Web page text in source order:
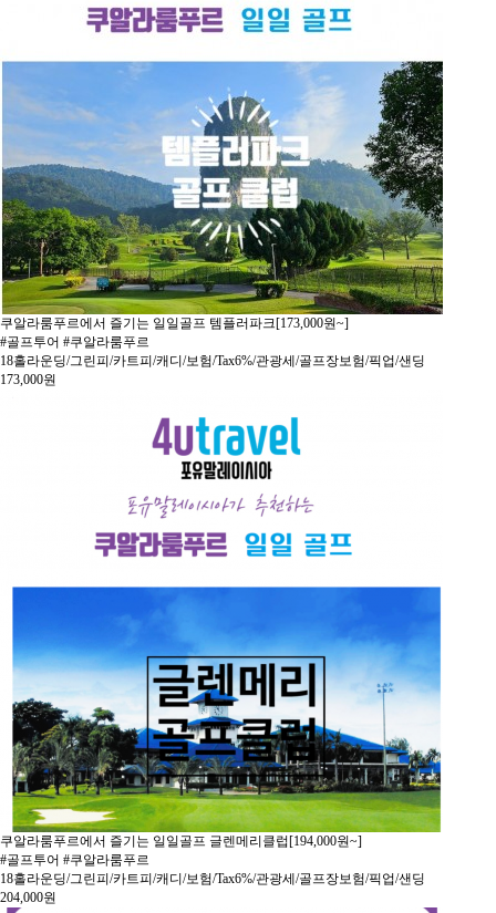
쿠알라룸푸르에서 즐기는 일일골프 템플러파크[173,000원~]
#골프투어 #쿠알라룸푸르
18홀라운딩/그린피/카트피/캐디/보험/Tax6%/관광세/골프장보험/픽업/샌딩
173,000원
쿠알라룸푸르에서 즐기는 일일골프 글렌메리클럽[194,000원~]
#골프투어 #쿠알라룸푸르
18홀라운딩/그린피/카트피/캐디/보험/Tax6%/관광세/골프장보험/픽업/샌딩
204,000원